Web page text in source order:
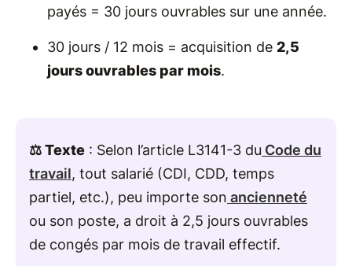
payés = 30 jours ouvrables sur une année.
30 jours / 12 mois = acquisition de 2,5
jours ouvrables par mois.
⚖️ Texte : Selon l’article L3141-3 du Code du
travail, tout salarié (CDI, CDD, temps
partiel, etc.), peu importe son ancienneté
ou son poste, a droit à 2,5 jours ouvrables
de congés par mois de travail effectif.